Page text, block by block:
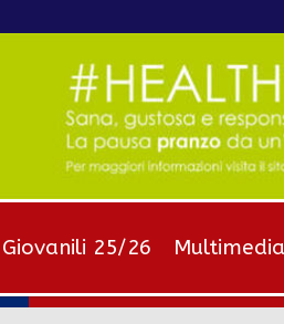
Giovanili 25/26 Multimedia